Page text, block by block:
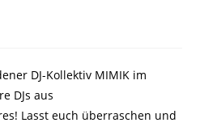
DJ-Kollektiv MIMIK im
DJs aus
Lasst euch überraschen und